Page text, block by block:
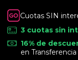
Cuotas SIN
3 cuotas sin
16% de
en Transferencia